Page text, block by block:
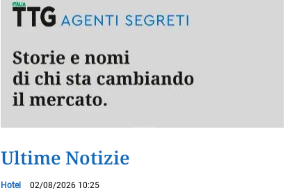
Ultime Notizie
Hotel 02/08/2026 10:25